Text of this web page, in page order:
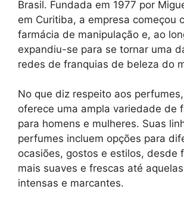
Brasil. Fundada em 1977 por
em Curitiba, a empresa começou
farmácia de manipulação e, ao
expandiu-se para se tornar uma
redes de franquias de beleza do
No que diz respeito aos
oferece uma ampla variedade de
para homens e mulheres. Suas
perfumes incluem opções para
ocasiões, gostos e estilos, desde
mais suaves e frescas até
intensas e marcantes.